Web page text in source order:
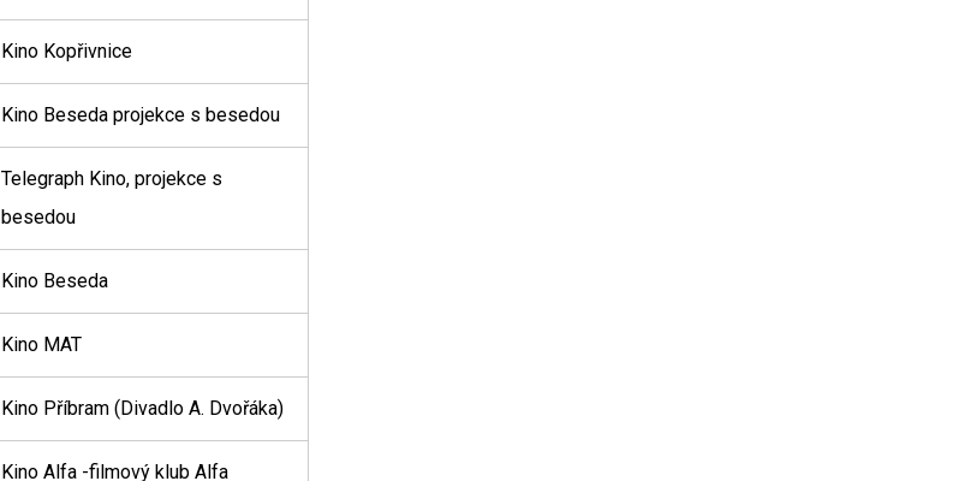
Kino Kopřivnice
Kino Beseda projekce s besedou
Telegraph Kino, projekce s
besedou
Kino Beseda
Kino MAT
Kino Příbram (Divadlo A. Dvořáka)
Kino Alfa -filmový klub Alfa